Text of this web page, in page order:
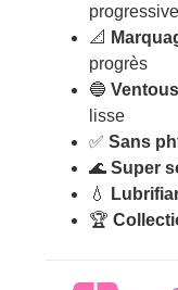
progressive
📐
progrès
🔵
lisse
✅Sans
🌊Super
💧
🏆